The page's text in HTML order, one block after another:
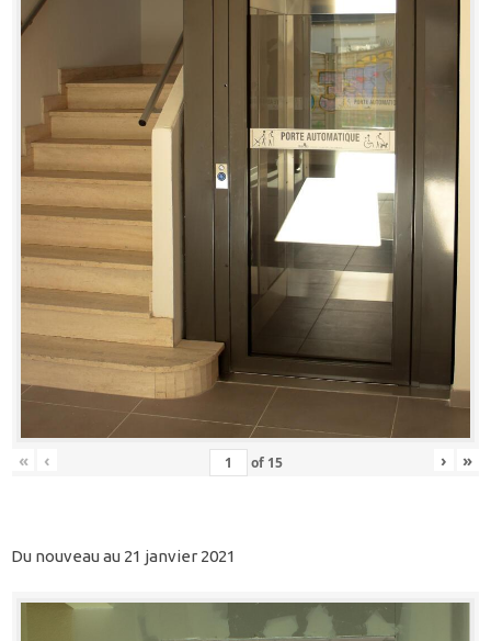
« ‹ of 15 › »
Du nouveau au 21 janvier 2021